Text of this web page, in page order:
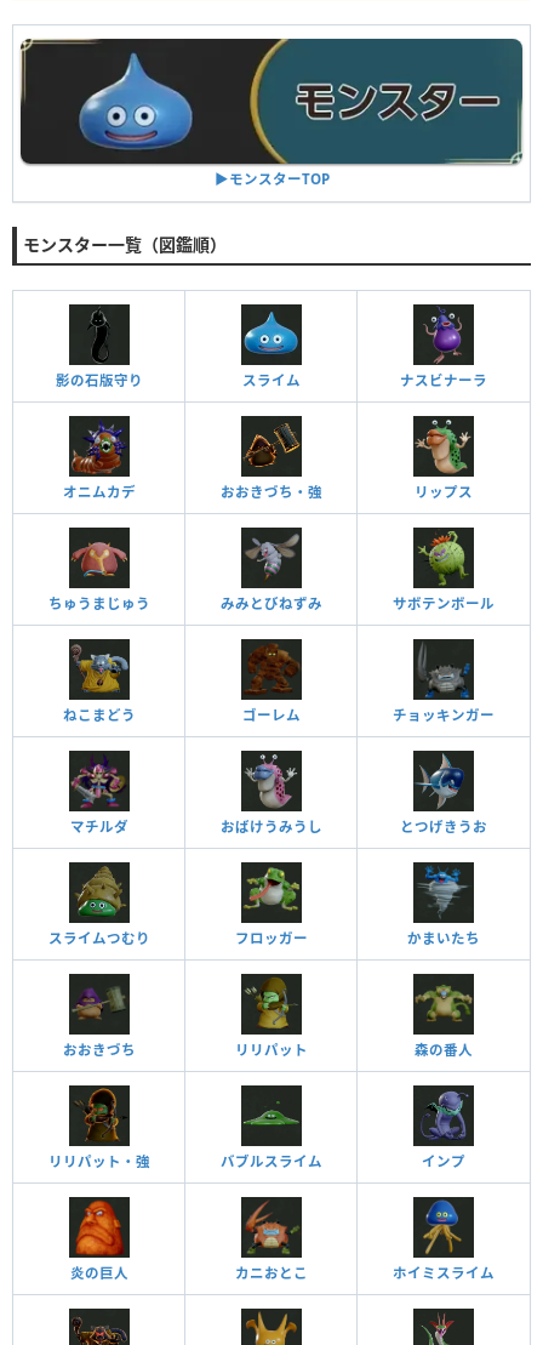
▶︎モンスターTOP
モンスター一覧（図鑑順）
影の石版守り スライム ナスビナーラ
オニムカデ おおきづち・強 リップス
ちゅうまじゅう みみとびねずみ サボテンボール
ねこまどう ゴーレム チョッキンガー
マチルダ おばけうみうし とつげきうお
スライムつむり フロッガー かまいたち
おおきづち リリパット 森の番人
リリパット・強 バブルスライム インプ
炎の巨人 カニおとこ ホイミスライム